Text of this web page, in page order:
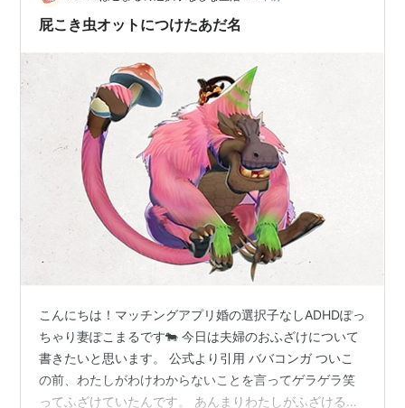
が、結婚した途端にスンッと落ち着いたんです。 今のオ
屁こき虫オットにつけたあだ名
こんにちは！マッチングアプリ婚の選択子なしADHDぽっ
ちゃり妻ぽこまるです🐄 今日は夫婦のおふざけについて
書きたいと思います。 公式より引用 ババコンガ ついこ
の前、わたしがわけわからないことを言ってゲラゲラ笑
ってふざけていたんです。 あんまりわたしがふざけるの